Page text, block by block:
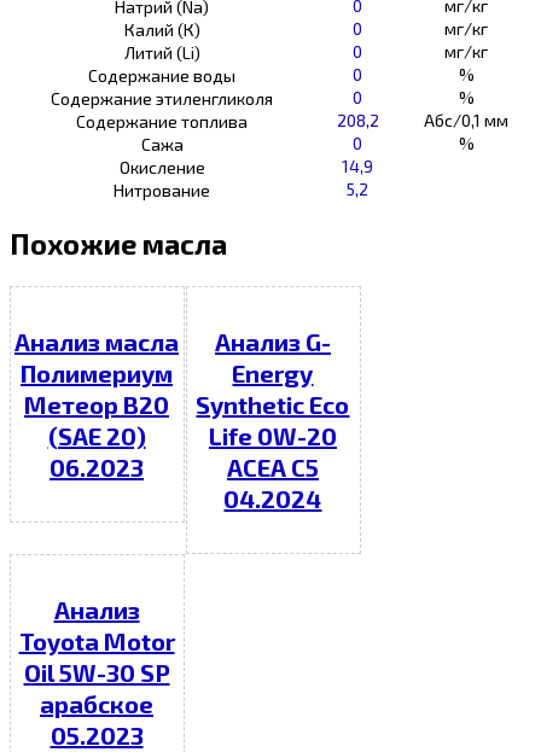
Натрий (Na)
0
мг/кг
Калий (К)
0
мг/кг
Литий (Li)
0
мг/кг
Содержание воды
0
%
Содержание этиленгликоля
0
%
Содержание топлива
208,2
Абс/0,1 мм
Сажа
0
%
Окисление
14,9
Нитрование
5,2
Похожие масла
Анализ масла
Полимериум
Метеор В20
(SAE 20)
06.2023
Анализ G-
Energy
Synthetic Eco
Life 0W-20
ACEA C5
04.2024
Анализ
Toyota Motor
Oil 5W-30 SP
арабское
05.2023